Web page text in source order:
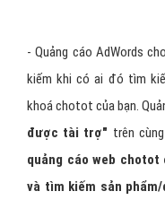
- Quảng cáo AdWords
kiếm khi có ai đó tìm
khoá chotot của bạn.
được tài trợ" trên
quảng cáo web
và tìm kiếm sản